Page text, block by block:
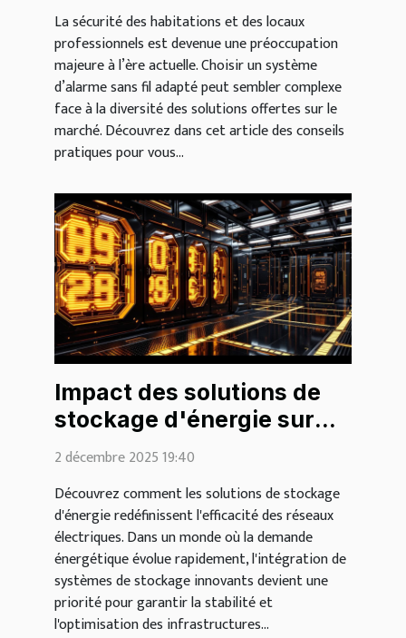
La sécurité des habitations et des locaux
professionnels est devenue une préoccupation
majeure à l’ère actuelle. Choisir un système
d’alarme sans fil adapté peut sembler complexe
face à la diversité des solutions offertes sur le
marché. Découvrez dans cet article des conseils
pratiques pour vous...
Impact des solutions de
stockage d'énergie sur
l'efficacité des réseaux
2 décembre 2025 19:40
Découvrez comment les solutions de stockage
d'énergie redéfinissent l'efficacité des réseaux
électriques. Dans un monde où la demande
énergétique évolue rapidement, l'intégration de
systèmes de stockage innovants devient une
priorité pour garantir la stabilité et
l'optimisation des infrastructures...